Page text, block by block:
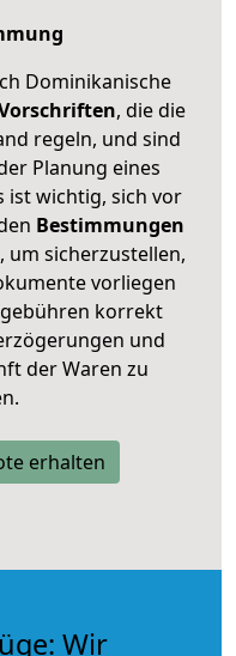
Dominikanische
, die die
regeln, und sind
Planung eines
ist wichtig, sich vor
Bestimmungen
, um sicherzustellen,
vorliegen
korrekt
und
der Waren zu
erhalten
Wir